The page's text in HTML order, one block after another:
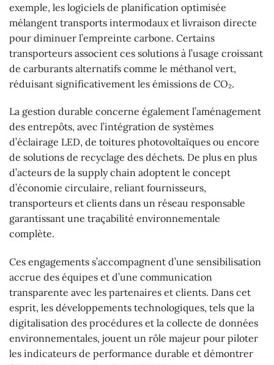
exemple, les logiciels de planification optimisée
mélangent transports intermodaux et livraison directe
pour diminuer l’empreinte carbone. Certains
transporteurs associent ces solutions à l’usage croissant
de carburants alternatifs comme le méthanol vert,
réduisant significativement les émissions de CO₂.
La gestion durable concerne également l’aménagement
des entrepôts, avec l’intégration de systèmes
d’éclairage LED, de toitures photovoltaïques ou encore
de solutions de recyclage des déchets. De plus en plus
d’acteurs de la supply chain adoptent le concept
d’économie circulaire, reliant fournisseurs,
transporteurs et clients dans un réseau responsable
garantissant une traçabilité environnementale
complète.
Ces engagements s’accompagnent d’une sensibilisation
accrue des équipes et d’une communication
transparente avec les partenaires et clients. Dans cet
esprit, les développements technologiques, tels que la
digitalisation des procédures et la collecte de données
environnementales, jouent un rôle majeur pour piloter
les indicateurs de performance durable et démontrer